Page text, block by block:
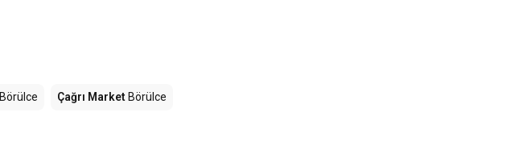
Börülce Çağrı Market Börülce